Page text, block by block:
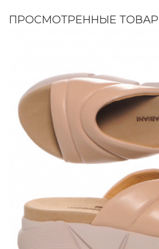
ПРОСМОТРЕННЫЕ